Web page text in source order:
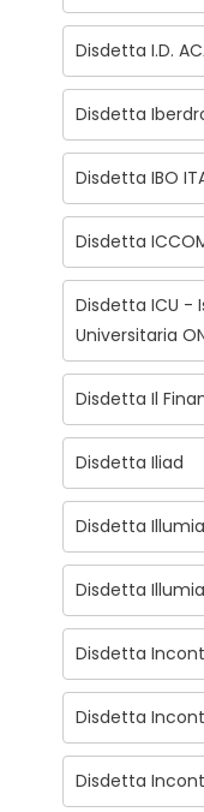
Disdetta I.D.
Disdetta
Disdetta IBO
Disdetta
Disdetta ICU -
Universitaria
Disdetta Il
Disdetta Iliad
Disdetta Illumia
Disdetta
Disdetta
Disdetta
Disdetta